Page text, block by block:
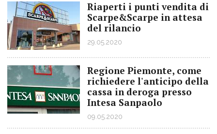
Riaperti i punti vendita di
Scarpe&Scarpe in attesa
del rilancio
29.05.2020
Regione Piemonte, come
richiedere l'anticipo della
cassa in deroga presso
Intesa Sanpaolo
09.05.2020